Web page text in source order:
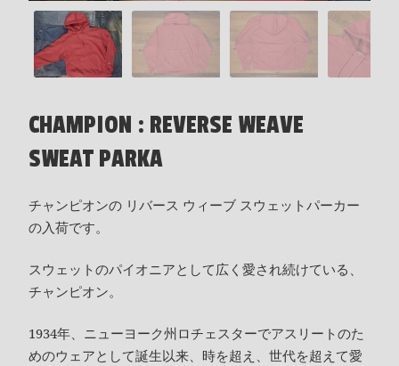
CHAMPION : REVERSE WEAVE
SWEAT PARKA
チャンピオンの リバース ウィーブ スウェットパーカー
の入荷です。
スウェットのパイオニアとして広く愛され続けている、
チャンピオン。
1934年、ニューヨーク州ロチェスターでアスリートのた
めのウェアとして誕生以来、時を超え、世代を超えて愛